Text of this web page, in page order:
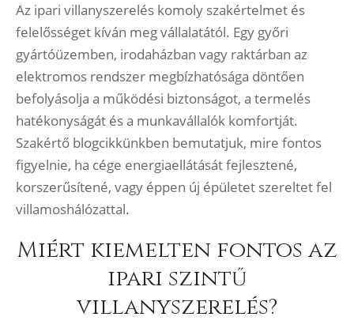
Az ipari villanyszerelés komoly szakértelmet és
felelősséget kíván meg vállalatától. Egy győri
gyártóüzemben, irodaházban vagy raktárban az
elektromos rendszer megbízhatósága döntően
befolyásolja a működési biztonságot, a termelés
hatékonyságát és a munkavállalók komfortját.
Szakértő blogcikkünkben bemutatjuk, mire fontos
figyelnie, ha cége energiaellátását fejlesztené,
korszerűsítené, vagy éppen új épületet szereltet fel
villamoshálózattal.
Miért kiemelten fontos az
ipari szintű
villanyszerelés?